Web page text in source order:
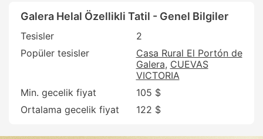
Galera Helal Özellikli Tatil - Genel Bilgiler
Tesisler
2
Popüler tesisler
Casa Rural El Portón de
Galera CUEVAS
VICTORIA
Min. gecelik fiyat
105 $
Ortalama gecelik fiyat
122 $